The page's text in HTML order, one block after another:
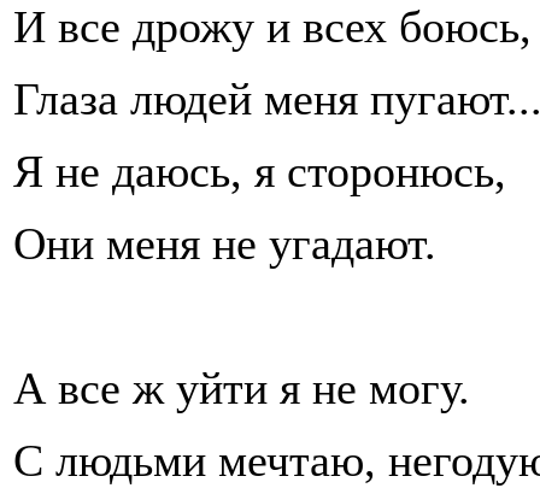
И все дрожу и всех боюсь,
Глаза людей меня
Я не даюсь, я сторонюсь,
Они меня не угадают.
А все ж уйти я не могу.
С людьми мечтаю,